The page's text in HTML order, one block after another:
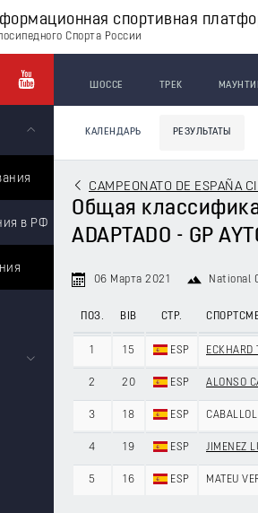
спортивная
Спорта России
в РФ
ШОССЕ ТРЕК
КАЛЕНДАРЬ РЕЗУЛЬТАТЫ
CAMPEONATO DE ESPAÑA
Общая
ADAPTADO - GP
06 Марта 2021 National
ПОЗ. BIB СТР.
1 15 ESP
2 20 ESP ALONSO
3 18 ESP
4 19 ESP JIMENEZ
5 16 ESP MATEU